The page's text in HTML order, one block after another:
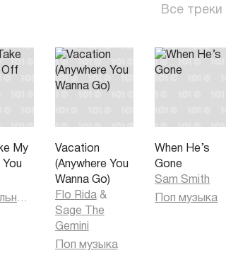
Все треки
My
You
Танцевальная музыка
Vacation
(Anywhere You
Wanna Go)
Flo Rida &
Sage The
Gemini
Поп музыка
When He’s
Gone
Sam Smith
Поп музыка